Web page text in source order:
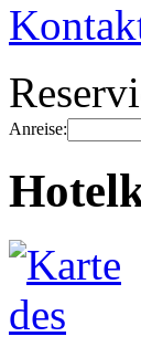
Anreise: